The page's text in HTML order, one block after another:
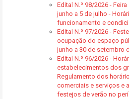
Edital N.º 98/2026 -
junho a 5 de julho -
funcionamento e
Edital N.º 97/2026 -
ocupação do espaço
junho a 30 de setembro
Edital N.º 96/2026 -
estabelecimentos dos
Regulamento dos
comerciais e serviços e
festejos de verão no